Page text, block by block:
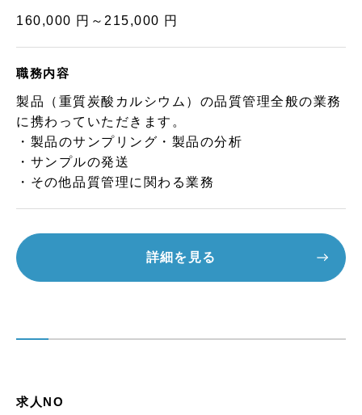
160,000 円～215,000 円
職務内容
製品（重質炭酸カルシウム）の品質管理全般の業務
に携わっていただきます。
・製品のサンプリング・製品の分析
・サンプルの発送
・その他品質管理に関わる業務
詳細を見る
求人NO